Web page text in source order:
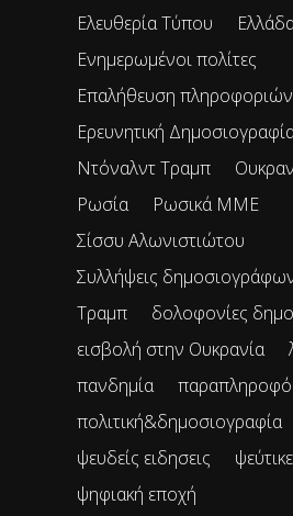
Ελευθερία Τύπου
Ενημερωμένοι πολίτες
Επαλήθευση πληροφοριών
Ερευνητική
Ντόναλντ Τραμπ
Ρωσία
Ρωσικά ΜΜΕ
Σίσσυ Αλωνιστιώτου
Συλλήψεις
Τραμπ
δολοφονίες
εισβολή στην Ουκρανία
πανδημία
πολιτική&δημοσιογραφία
ψευδείς ειδησεις
ψηφιακή εποχή